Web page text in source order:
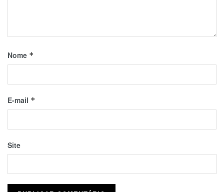
Nome *
E-mail *
Site